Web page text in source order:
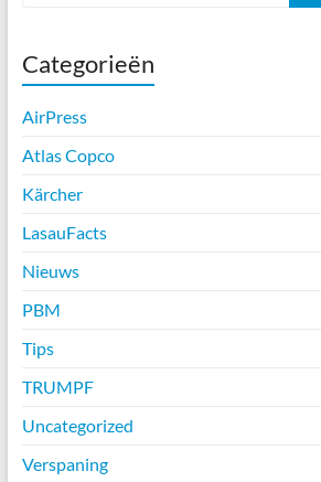
Categorieën
AirPress
Atlas Copco
Kärcher
LasauFacts
Nieuws
PBM
Tips
TRUMPF
Uncategorized
Verspaning